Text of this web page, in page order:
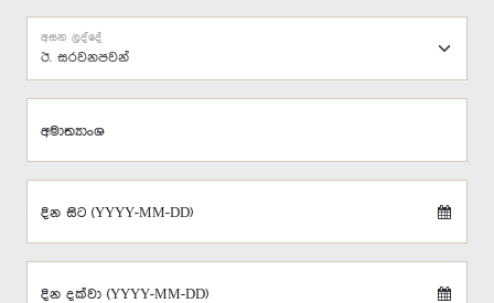
ඊ. සරවනපවන්
අසන ලද්දේ
අමාත්‍යාංශ
දින සිට (YYYY-MM-DD)
දින දක්වා (YYYY-MM-DD)